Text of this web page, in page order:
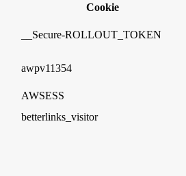
Cookie
__Secure-ROLLOUT_TOKEN
awpv11354
AWSESS
betterlinks_visitor